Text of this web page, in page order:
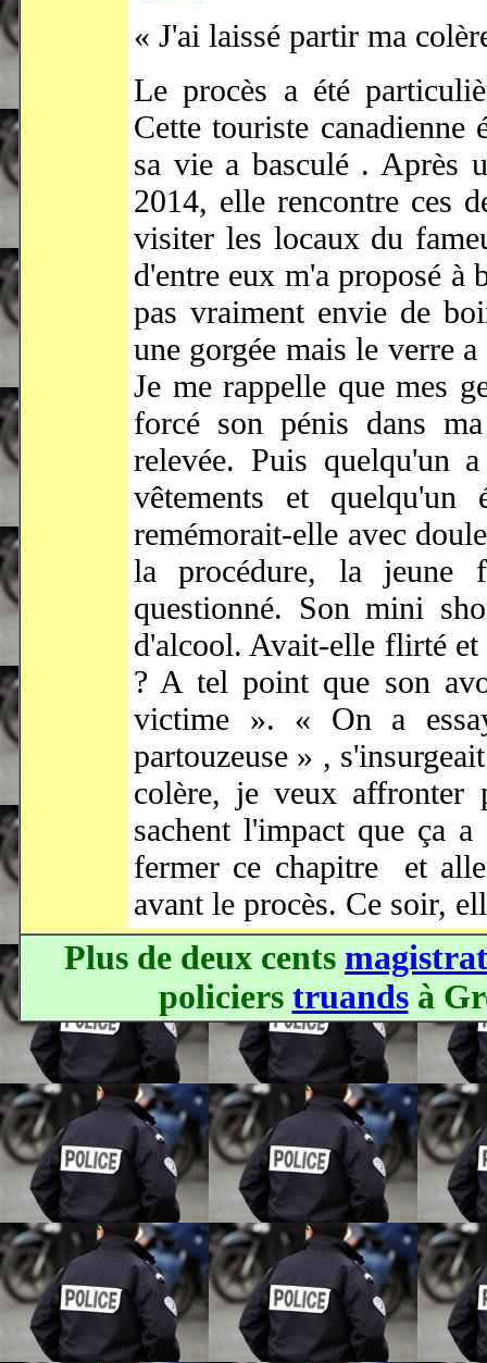
« J'ai laissé partir ma
Le procès a été
Cette touriste canadienne
sa vie a basculé . Après
2014, elle rencontre ces
visiter les locaux du
d'entre eux m'a proposé à
pas vraiment envie de
une gorgée mais le verre
Je me rappelle que mes
forcé son pénis dans
relevée. Puis quelqu'un
vêtements et
remémorait-elle avec
la procédure, la jeune
questionné. Son mini
d'alcool. Avait-elle flirté et
? A tel point que son
victime ». « On a
partouzeuse » ,
colère, je veux affronter
sachent l'impact que ça
fermer ce chapitre et
avant le procès. Ce soir,
Plus de deux cents
policiers truandsà